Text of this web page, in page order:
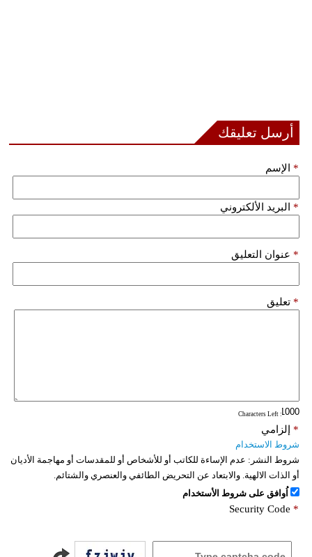
أرسل تعليقك
الإسم *
البريد الألكتروني *
عنوان التعليق *
تعليق *
: Characters Left
إلزامي *
شروط الاستخدام
شروط النشر: عدم الإساءة للكاتب أو للأشخاص أو للمقدسات أو مهاجمة الأديان
أو الذات الالهية. والابتعاد عن التحريض الطائفي والعنصري والشتائم.
اُوافق على شروط الأستخدام
Security Code *